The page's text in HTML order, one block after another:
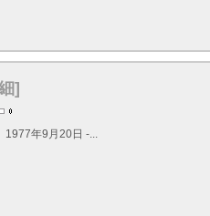
]
1977年9月20日 -...